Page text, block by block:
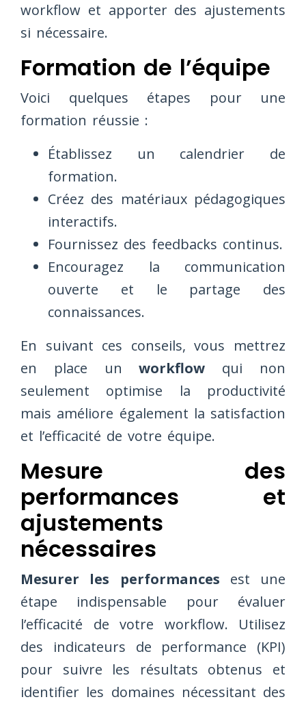
workflow et apporter des ajustements
si nécessaire.
Formation de l’équipe
Voici quelques étapes pour une
formation réussie :
Établissez un calendrier de
formation.
Créez des matériaux pédagogiques
interactifs.
Fournissez des feedbacks continus.
Encouragez la communication
ouverte et le partage des
connaissances.
En suivant ces conseils, vous mettrez
en place unworkflow qui non
seulement optimise la productivité
mais améliore également la satisfaction
et l’efficacité de votre équipe.
Mesure des
performances et
ajustements
nécessaires
Mesurer les performances est une
étape indispensable pour évaluer
l’efficacité de votre workflow. Utilisez
des indicateurs de performance (KPI)
pour suivre les résultats obtenus et
identifier les domaines nécessitant des